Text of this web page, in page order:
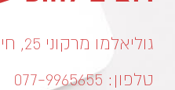
גוליאלמו מרקוני 25, חיפה
טלפון: 077-9965655